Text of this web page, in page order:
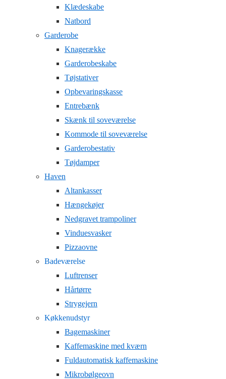
Klædeskabe
Natbord
Garderobe
Knagerække
Garderobeskabe
Tøjstativer
Opbevaringskasse
Entrebænk
Skænk til soveværelse
Kommode til soveværelse
Garderobestativ
Tøjdamper
Haven
Altankasser
Hængekøjer
Nedgravet trampoliner
Vinduesvasker
Pizzaovne
Badeværelse
Luftrenser
Hårtørre
Strygejern
Køkkenudstyr
Bagemaskiner
Kaffemaskine med kværn
Fuldautomatisk kaffemaskine
Mikrobølgeovn